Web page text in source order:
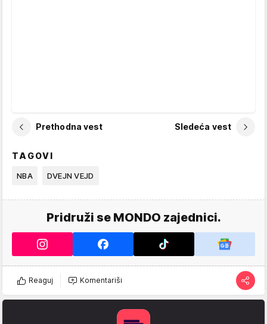
Prethodna vest Sledeća vest
TAGOVI
NBA DVEJN VEJD
Pridruži se MONDO zajednici.
Reaguj Komentariši